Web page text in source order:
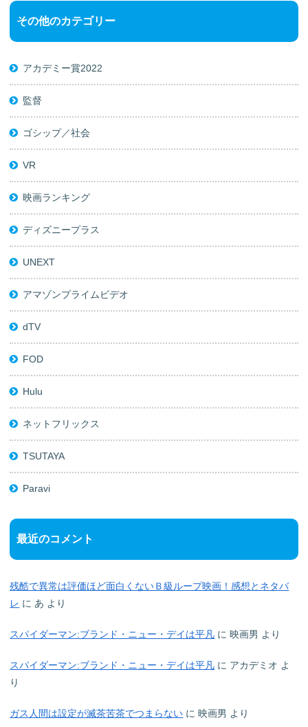
その他のカテゴリー
アカデミー賞2022
監督
ゴシップ／社会
VR
映画ランキング
ディズニープラス
UNEXT
アマゾンプライムビデオ
dTV
FOD
Hulu
ネットフリックス
TSUTAYA
Paravi
最近のコメント
残酷で異常は評価ほど面白くないＢ級ループ映画！感想とネタバ
レ に あ より
スパイダーマン:ブランド・ニュー・デイは平凡 に映画男 より
スパイダーマン:ブランド・ニュー・デイは平凡 に アカデミオ よ
り
ガス人間は設定が滅茶苦茶でつまらない に映画男 より